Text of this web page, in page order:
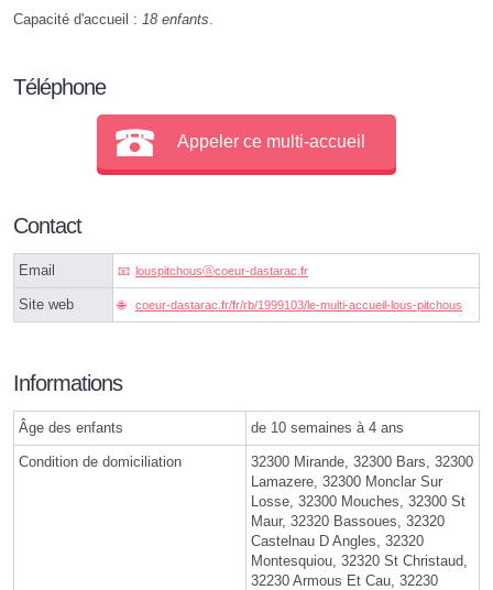
Capacité d'accueil : 18 enfants
Téléphone
Appeler ce multi-accueil
Contact
Email louspitchousⓐcoeur-dastarac.fr
Site web coeur-dastarac.fr/fr/rb/1999103/le-multi-accueil-lous-pitchous
Informations
Âge des enfants de 10 semaines à 4 ans
Condition de domiciliation
32300 Mirande, 32300 Bars, 32300
Lamazere, 32300 Monclar Sur
Losse, 32300 Mouches, 32300 St
Maur, 32320 Bassoues, 32320
Castelnau D Angles, 32320
Montesquiou, 32320 St Christaud,
32230 Armous Et Cau, 32230